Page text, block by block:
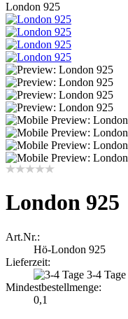
London 925
London 925
Art.Nr.:
Hö-London 925
Lieferzeit:
3-4 Tage
Mindestbestellmenge:
0,1